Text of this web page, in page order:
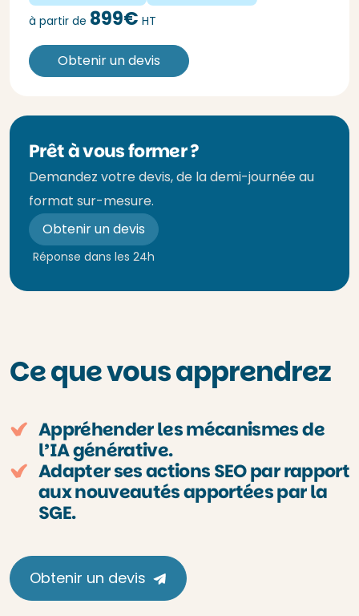
à partir de 899€ HT
Obtenir un devis
Prêt à vous former ?
Demandez votre devis, de la demi-journée au
format sur-mesure.
Obtenir un devis
Réponse dans les 24h
Ce que vous apprendrez
Appréhender les mécanismes de
l’IA générative.
Adapter ses actions SEO par rapport
aux nouveautés apportées par la
SGE.
Obtenir un devis